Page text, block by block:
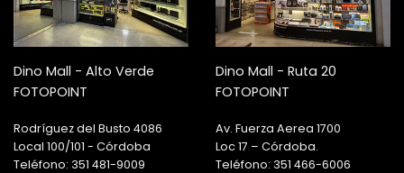
Dino Mall - Alto Verde
FOTOPOINT
Rodríguez del Busto 4086
Local 100/101 - Córdoba
Teléfono: 351 481-9009
Dino Mall - Ruta 20
FOTOPOINT
Av. Fuerza Aerea 1700
Loc 17 – Córdoba.
Teléfono: 351 466-6006